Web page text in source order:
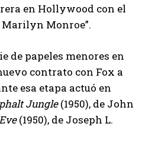
en Hollywood con el
Monroe”.
de papeles menores en
contrato con Fox a
esa etapa actuó en
Jungle(1950), de John
(1950), de Joseph L.